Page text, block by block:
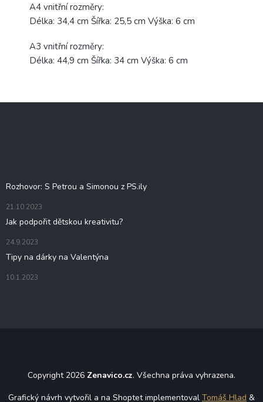
A4 vnitřní rozměry:
Délka: 34,4 cm Šířka: 25,5 cm Výška: 6 cm
A3 vnitřní rozměry:
Délka: 44,9 cm Šířka: 34 cm Výška: 6 cm
Rozhovor: S Petrou a Simonou z PS.ily
21.10.2023
Jak podpořit dětskou kreativitu?
24.9.2023
Tipy na dárky na Valentýna
10.1.2023
Copyright 2026 Zenavico.cz. Všechna práva vyhrazena.
Grafický návrh vytvořil a na Shoptet implementoval Tomáš Hlad &